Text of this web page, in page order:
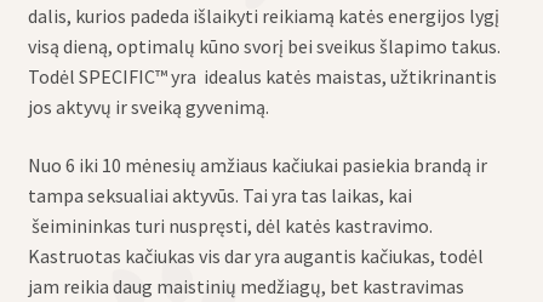
dalis, kurios padeda išlaikyti reikiamą katės energijos lygį
visą dieną, optimalų kūno svorį bei sveikus šlapimo takus.
Todėl SPECIFIC™ yra idealus katės maistas, užtikrinantis
jos aktyvų ir sveiką gyvenimą.
Nuo 6 iki 10 mėnesių amžiaus kačiukai pasiekia brandą ir
tampa seksualiai aktyvūs. Tai yra tas laikas, kai
šeimininkas turi nuspręsti, dėl katės kastravimo.
Kastruotas kačiukas vis dar yra augantis kačiukas, todėl
jam reikia daug maistinių medžiagų, bet kastravimas